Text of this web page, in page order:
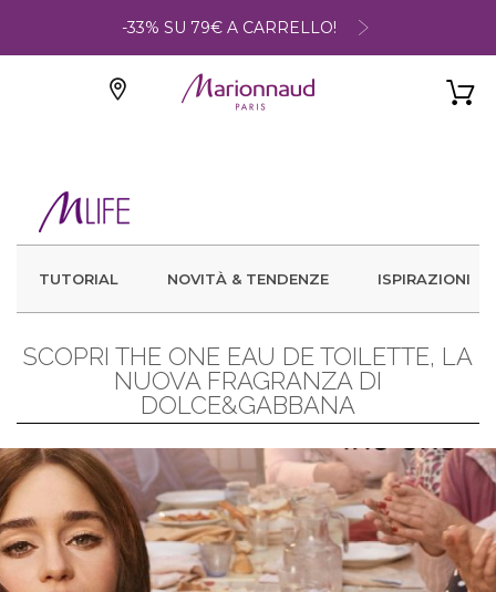
-33% SU 79€ A CARRELLO!
TUTORIAL NOVITÀ & TENDENZE ISPIRAZIONI
SCOPRI THE ONE EAU DE TOILETTE, LA
NUOVA FRAGRANZA DI
DOLCE&GABBANA